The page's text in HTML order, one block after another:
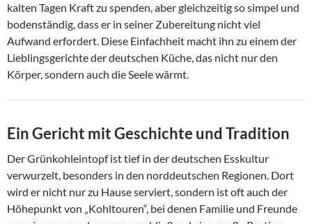
kalten Tagen Kraft zu spenden, aber gleichzeitig so simpel und
bodenständig, dass er in seiner Zubereitung nicht viel
Aufwand erfordert. Diese Einfachheit macht ihn zu einem der
Lieblingsgerichte der deutschen Küche, das nicht nur den
Körper, sondern auch die Seele wärmt.
Ein Gericht mit Geschichte und Tradition
Der Grünkohleintopf ist tief in der deutschen Esskultur
verwurzelt, besonders in den norddeutschen Regionen. Dort
wird er nicht nur zu Hause serviert, sondern ist oft auch der
Höhepunkt von „Kohltouren“, bei denen Familie und Freunde